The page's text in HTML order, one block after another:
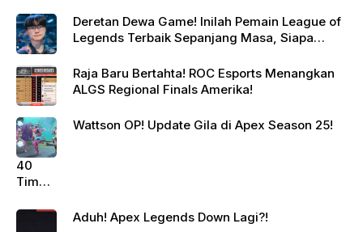
Deretan Dewa Game! Inilah Pemain League of
Legends Terbaik Sepanjang Masa, Siapa
Raja Baru Bertahta! ROC Esports Menangkan
ALGS Regional Finals Amerika!
Wattson OP! Update Gila di Apex Season 25!
40
Tim
Berte
Aduh! Apex Legends Down Lagi?!